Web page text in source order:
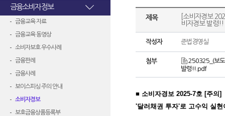
금융소비자 정보
금융교육 자료
금융교육 동영상
소비자보호 우수사례
금융판례
금융사례
보이스피싱 주의 안내
소비자경보
보호금융상품등록부
제목
[소비자경보
비자경보 발령!!
작성자 준법경영실
첨부
250325_(보
발령!!.pdf
■ 소비자경보 2025-7호 [주의]
'달러채권 투자'로 고수익 실